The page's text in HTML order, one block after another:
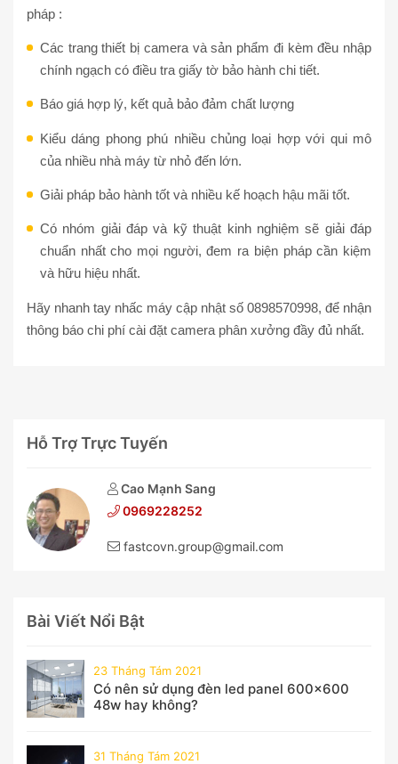
pháp :
Các trang thiết bị camera và sản phẩm đi kèm đều nhập
chính ngạch có điều tra giấy tờ bảo hành chi tiết.
Báo giá hợp lý, kết quả bảo đảm chất lượng
Kiểu dáng phong phú nhiều chủng loại hợp với qui mô
của nhiều nhà máy từ nhỏ đến lớn.
Giải pháp bảo hành tốt và nhiều kế hoạch hậu mãi tốt.
Có nhóm giải đáp và kỹ thuật kinh nghiệm sẽ giải đáp
chuẩn nhất cho mọi người, đem ra biện pháp cần kiệm
và hữu hiệu nhất.
Hãy nhanh tay nhấc máy cập nhật số 0898570998, để nhận
thông báo chi phí cài đặt camera phân xưởng đầy đủ nhất.
Hỗ Trợ Trực Tuyến
Cao Mạnh Sang
0969228252
fastcovn.group@gmail.com
Bài Viết Nổi Bật
23 Tháng Tám 2021
Có nên sử dụng đèn led panel 600x600
48w hay không?
31 Tháng Tám 2021